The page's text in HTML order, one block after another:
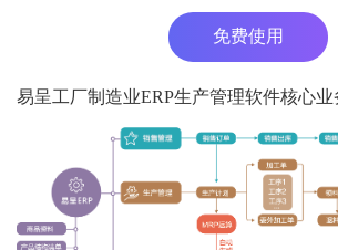
免费使用
易呈工厂制造业ERP生产管理软件核心业